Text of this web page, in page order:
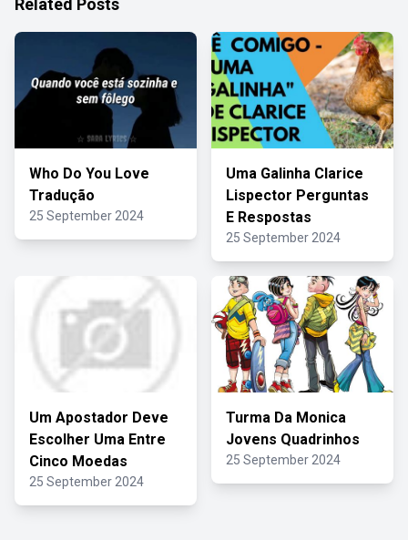
Related Posts
Who Do You Love
Tradução
25 September 2024
Uma Galinha Clarice
Lispector Perguntas
E Respostas
25 September 2024
Um Apostador Deve
Escolher Uma Entre
Cinco Moedas
25 September 2024
Turma Da Monica
Jovens Quadrinhos
25 September 2024